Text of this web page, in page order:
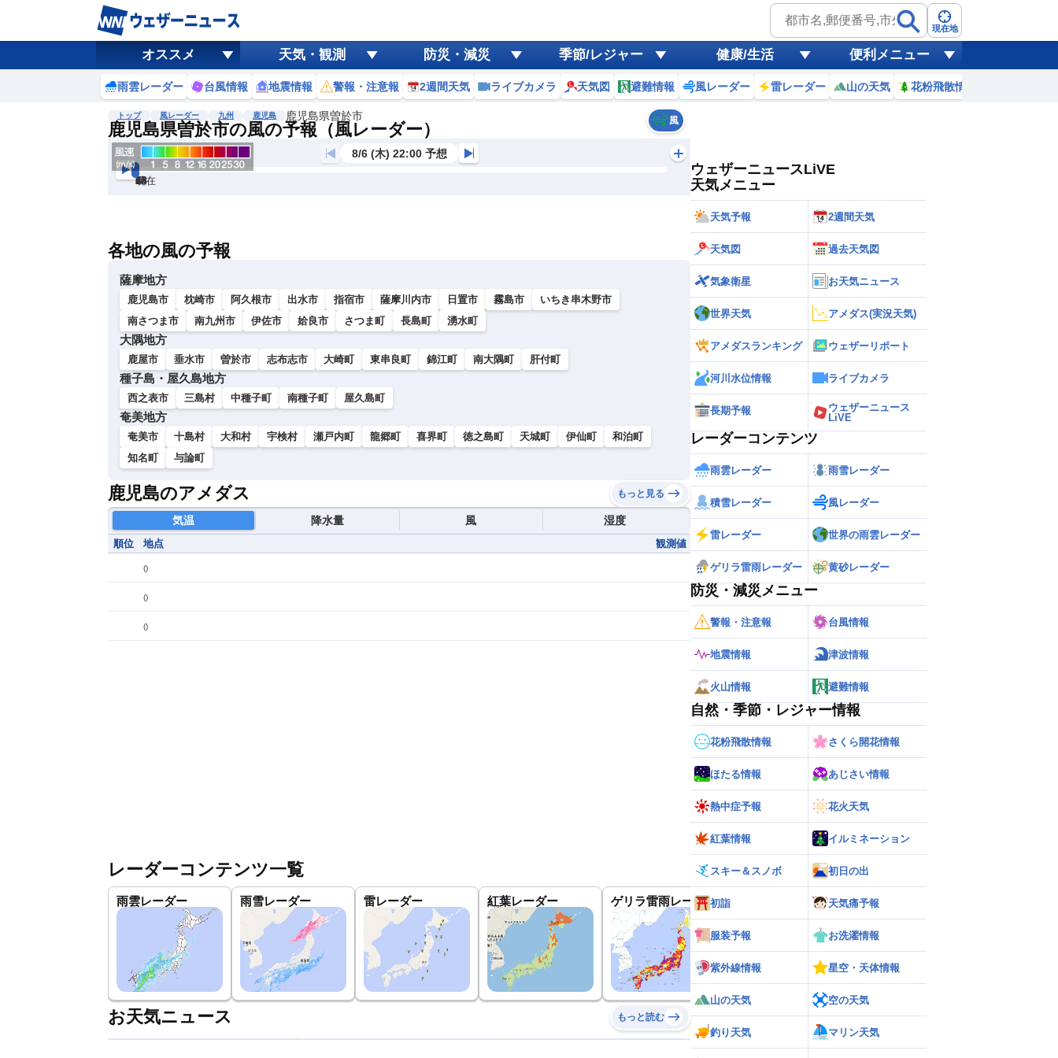
現在地
オススメ 天気・観測 防災・減災 季節/レジャー 健康/生活 便利メニュー
雨雲レーダー 台風情報 地震情報 警報・注意報 2週間天気 ライブカメラ 天気図 避難情報 風レーダー 雷レーダー 山の天気 花粉飛散情報
トップ 風レーダー 九州 鹿児島 鹿児島県曽於市
鹿児島県曽於市の風の予報（風レーダー） 風
風
黄砂
天気 台風
8/6 (木) 22:00 予想
現在
6h
12
24
36
48
60
72
各地の風の予報
薩摩地方
鹿児島市 枕崎市 阿久根市 出水市 指宿市 薩摩川内市 日置市 霧島市
いちき串木野市
南さつま市
南九州市 伊佐市 姶良市 さつま町 長島町 湧水町
大隅地方
鹿屋市 垂水市 曽於市 志布志市 大崎町 東串良町 錦江町 南大隅町 肝付町
種子島・屋久島地方
西之表市 三島村 中種子町 南種子町 屋久島町
奄美地方
奄美市 十島村 大和村 宇検村 瀬戸内町 龍郷町 喜界町 徳之島町 天城町 伊仙町
和泊町
知名町
与論町
鹿児島のアメダス もっと見る
気温 降水量 風 湿度
順位 地点 観測値
()
()
()
レーダーコンテンツ一覧
雨雲レーダー 雨雪レーダー 雷レーダー 紅葉レーダー ゲリラ雷雨レーダー 世界の雨雲レーダー
お天気ニュース もっと読む
ウェザーニュースLiVE
天気メニュー
天気予報 2週間天気
天気図 過去天気図
気象衛星 お天気ニュース
世界天気 アメダス(実況天気)
アメダスランキング ウェザーリポート
河川水位情報 ライブカメラ
長期予報
ウェザーニュース
LiVE
レーダーコンテンツ
雨雲レーダー 雨雪レーダー
積雪レーダー 風レーダー
雷レーダー 世界の雨雲レーダー
ゲリラ雷雨レーダー 黄砂レーダー
防災・減災メニュー
警報・注意報 台風情報
地震情報 津波情報
火山情報 避難情報
自然・季節・レジャー情報
花粉飛散情報 さくら開花情報
ほたる情報 あじさい情報
熱中症予報 花火天気
紅葉情報 イルミネーション
スキー＆スノボ 初日の出
初詣 天気痛予報
服装予報 お洗濯情報
紫外線情報 星空・天体情報
山の天気 空の天気
釣り天気 マリン天気